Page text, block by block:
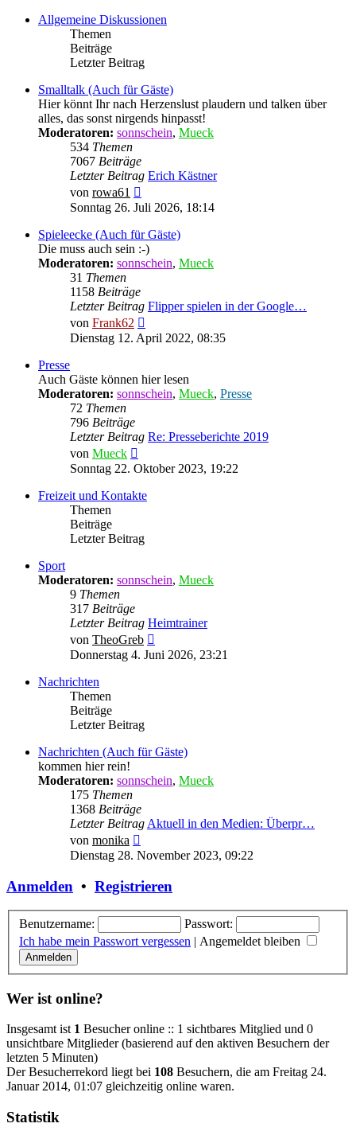
Allgemeine Diskussionen
Themen
Beiträge
Letzter Beitrag
Smalltalk (Auch für Gäste)
Hier könnt Ihr nach Herzenslust plaudern und talken über
alles, das sonst nirgends hinpasst!
Moderatoren: sonnschein, Mueck
534 Themen
7067 Beiträge
Letzter Beitrag Erich Kästner
von rowa61
Beitrag
Sonntag 26. Juli 2026, 18:14
Spieleecke (Auch für Gäste)
Die muss auch sein :-)
Moderatoren: sonnschein, Mueck
31 Themen
1158 Beiträge
Letzter Beitrag Flipper spielen in der Google…
von Frank62
Beitrag
Dienstag 12. April 2022, 08:35
Presse
Auch Gäste können hier lesen
Moderatoren: sonnschein, Mueck, Presse
72 Themen
796 Beiträge
Letzter Beitrag Re: Presseberichte 2019
von Mueck
Beitrag
Sonntag 22. Oktober 2023, 19:22
Freizeit und Kontakte
Themen
Beiträge
Letzter Beitrag
Sport
Moderatoren: sonnschein, Mueck
9 Themen
317 Beiträge
Letzter Beitrag Heimtrainer
von TheoGreb
Beitrag
Donnerstag 4. Juni 2026, 23:21
Nachrichten
Themen
Beiträge
Letzter Beitrag
Nachrichten (Auch für Gäste)
kommen hier rein!
Moderatoren: sonnschein, Mueck
175 Themen
1368 Beiträge
Letzter Beitrag Aktuell in den Medien: Überpr…
von monika
Beitrag
Dienstag 28. November 2023, 09:22
Anmelden • Registrieren
Benutzername:
Passwort:
Ich habe mein Passwort vergessen | Angemeldet bleiben
Wer ist online?
Insgesamt ist 1 Besucher online :: 1 sichtbares Mitglied und 0
unsichtbare Mitglieder (basierend auf den aktiven Besuchern der
letzten 5 Minuten)
Der Besucherrekord liegt bei 108 Besuchern, die am Freitag 24.
Januar 2014, 01:07 gleichzeitig online waren.
Statistik